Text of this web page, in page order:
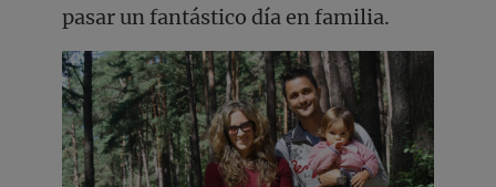
pasar un fantástico día en familia.